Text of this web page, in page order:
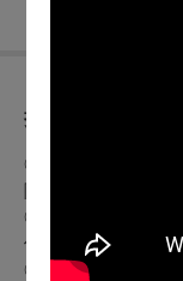
折扣方案
◎身心障礙人士及
◎年滿65歲(含)以上
件
◎兩廳院會員85折